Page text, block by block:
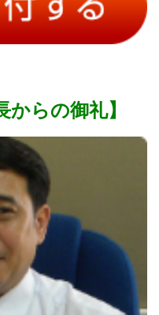
からの御礼】